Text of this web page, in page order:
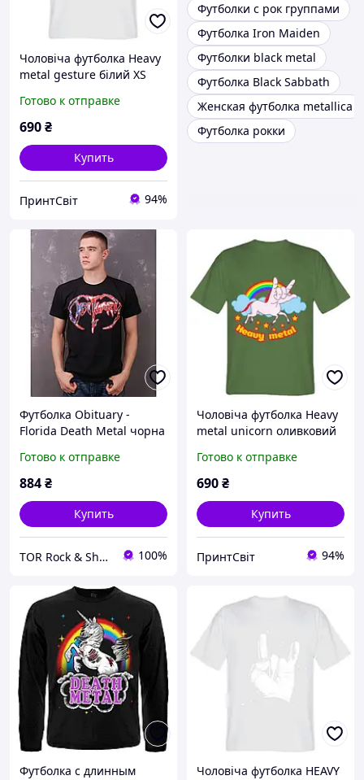
Чоловіча футболка Heavy
metal gesture білий XS
Готово к отправке
690₴
Купить
ПринтСвіт 94%
Футболки с рок группами
Футболка Iron Maiden
Футболки black metal
Футболка Black Sabbath
Женская футболка metallica
Футболка рокки
Футболка Obituary -
Florida Death Metal чорна
Готово к отправке
884₴
Купить
TOR Rock & Shop 100%
Чоловіча футболка Heavy
metal unicorn оливковий
Готово к отправке
690₴
Купить
ПринтСвіт 94%
Футболка с длинным
Чоловіча футболка HEAVY